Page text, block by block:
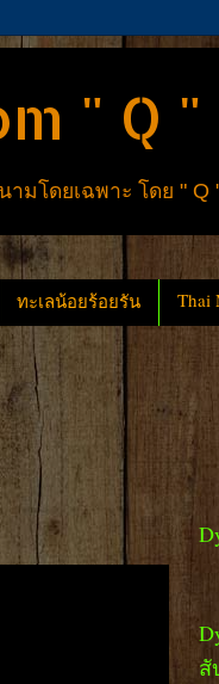
" Q "
โดยเฉพาะ โดย " Q
ทะเลน้อยร้อยรัน Thai
สั